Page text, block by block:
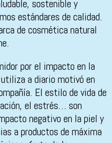
sostenible y
estándares de calidad.
de cosmética natural
por el impacto en la
a diario motivó en
El estilo de vida de
el estrés… son
negativo en la piel y
a productos de máxima